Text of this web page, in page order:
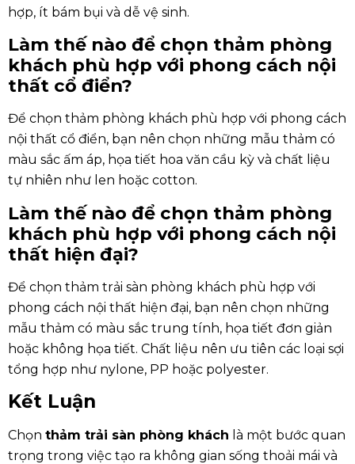
hợp, ít bám bụi và dễ vệ sinh.
Làm thế nào để chọn thảm phòng
khách phù hợp với phong cách nội
thất cổ điển?
Để chọn thảm phòng khách phù hợp với phong cách
nội thất cổ điển, bạn nên chọn những mẫu thảm có
màu sắc ấm áp, họa tiết hoa văn cầu kỳ và chất liệu
tự nhiên như len hoặc cotton.
Làm thế nào để chọn thảm phòng
khách phù hợp với phong cách nội
thất hiện đại?
Để chọn thảm trải sàn phòng khách phù hợp với
phong cách nội thất hiện đại, bạn nên chọn những
mẫu thảm có màu sắc trung tính, họa tiết đơn giản
hoặc không họa tiết. Chất liệu nên ưu tiên các loại sợi
tổng hợp như nylone, PP hoặc polyester.
Kết Luận
Chọn thảm trải sàn phòng khách là một bước quan
trọng trong việc tạo ra không gian sống thoải mái và